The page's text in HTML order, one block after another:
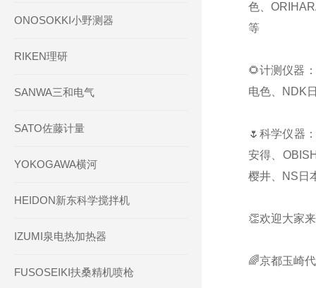
色、
等
🌻计测仪器
电色、NDK
🌷科学仪器
安得、
樱井、NS日
👏欢迎大家
🌈京都玉崎
ONOSOKKI小野测器
RIKEN理研
SANWA三和电气
SATO佐藤计量
YOKOGAWA横河
HEIDON新东科学搅拌机
IZUMI泉电热加热器
FUSOSEIKI扶桑精机喷枪